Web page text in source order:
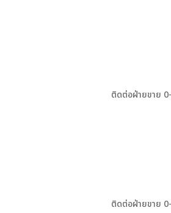
ติดต่อฝ่ายขาย
ติดต่อฝ่ายขาย